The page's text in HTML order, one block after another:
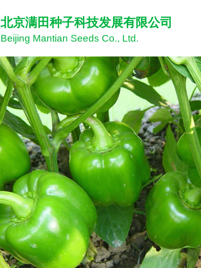
北京满田种子科技发展有限公司
Beijing Mantian Seeds Co., Ltd.